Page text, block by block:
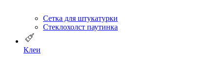
Сетка для штукатурки
Стеклохолст паутинка
Клеи